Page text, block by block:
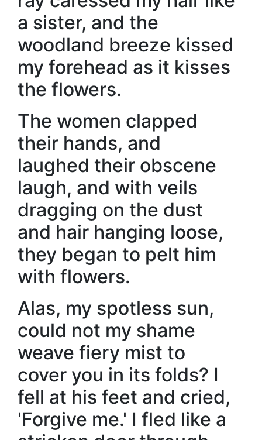
a sister, and the
woodland breeze kissed
my forehead as it kisses
the flowers.
The women clapped
their hands, and
laughed their obscene
laugh, and with veils
dragging on the dust
and hair hanging loose,
they began to pelt him
with flowers.
Alas, my spotless sun,
could not my shame
weave fiery mist to
cover you in its folds? I
fell at his feet and cried,
'Forgive me.' I fled like a